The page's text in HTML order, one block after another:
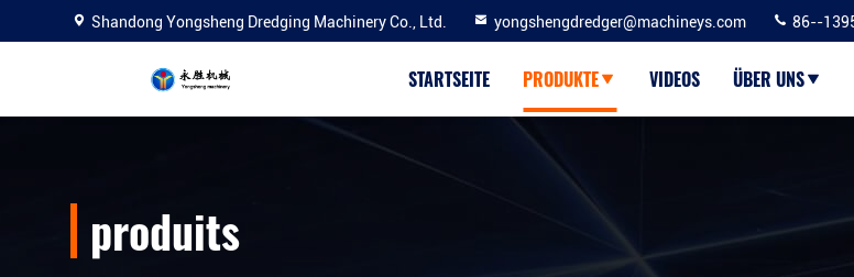
Shandong Yongsheng Dredging Machinery Co., Ltd. yongshengdredger@machineys.com 86--
STARTSEITE PRODUKTE VIDEOS ÜBER UNS
produits